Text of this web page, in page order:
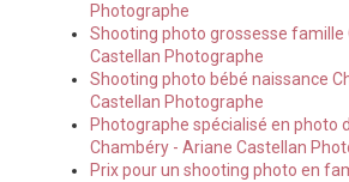
Photographe
Shooting photo grossesse famille
Castellan Photographe
Shooting photo bébé naissance
Castellan Photographe
Photographe spécialisé en photo
Chambéry - Ariane Castellan
Prix pour un shooting photo en